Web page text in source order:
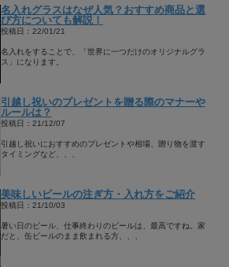
名入れグラスはなぜ人気？おすすめ商品と選
び方についても解説！
投稿日：22/01/21
名入れをすることで、「世界に一つだけのオリジナルグラ
ス」になります。
引越し祝いのプレゼントを贈る際のマナーや
ルールは？
投稿日：21/12/07
引越し祝いにおすすめのプレゼントや相場、贈り物を渡す
タイミングなど、、、
美味しいビールの注ぎ方・入れ方をご紹介
投稿日：21/10/03
暑い日のビール、仕事終わりのビールは、最高ですね。家
だと、缶ビールのまま飲まれる方、、、